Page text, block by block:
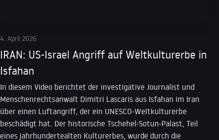
4. April 2026
IRAN: US-Israel Angriff auf Weltkulturerbe in
Isfahan
In diesem Video berichtet der investigative Journalist und
Menschenrechtsanwalt Dimitri Lascaris aus Isfahan im Iran
über einen Luftangriff, der ein UNESCO-Weltkulturerbe
beschädigt hat. Der historische Tschehel-Sotun-Palast, Teil
eines jahrhundertealten Kulturerbes, wurde durch die